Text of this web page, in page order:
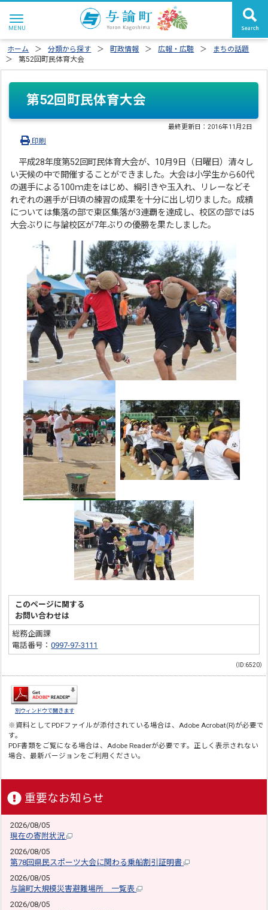
ホーム 分類から探す 町政情報 広報・広聴
まちの話題
第52回町民体育大会
第52回町民体育大会
最終更新日：2016年11月2日
印刷
平成28年度第52回町民体育大会が、10月9日（日曜日）清々し
い天候の中で開催することができました。大会は小学生から60代
の選手による100ｍ走をはじめ、綱引きや玉入れ、リレーなどそ
れぞれの選手が日頃の練習の成果を十分に出し切りました。成績
については集落の部で東区集落が3連覇を達成し、校区の部では5
大会ぶりに与論校区が7年ぶりの優勝を果たしました。
このページに関する
お問い合わせは
総務企画課
電話番号：0997-97-3111
（ID:6520）
別ウィンドウで開きます
※資料としてPDFファイルが添付されている場合は、Adobe Acrobat(R)が必要で
す。
PDF書類をご覧になる場合は、Adobe Readerが必要です。正しく表示されない
場合、最新バージョンをご利用ください。
重要なお知らせ
2026/08/05
現在の寄附状況
2026/08/05
第78回県民スポーツ大会に関わる乗船割引証明書
2026/08/05
与論町大規模災害避難場所 一覧表
2026/08/05